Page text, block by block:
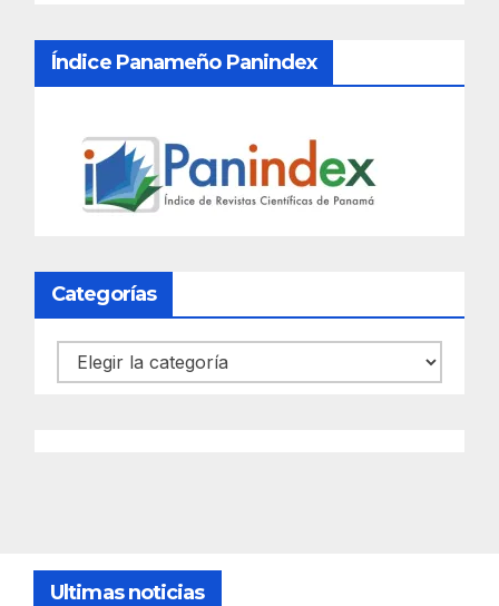
Índice Panameño Panindex
Categorías
Categorías
Ultimas noticias